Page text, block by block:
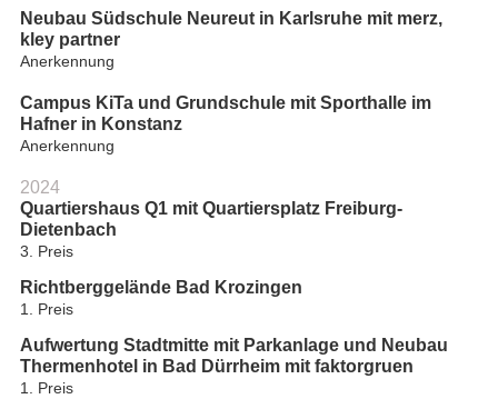
Neubau Südschule Neureut in Karlsruhe mit merz,
kley partner
Anerkennung
Campus KiTa und Grundschule mit Sporthalle im
Hafner in Konstanz
Anerkennung
2024
Quartiershaus Q1 mit Quartiersplatz Freiburg-
Dietenbach
3. Preis
Richtberggelände Bad Krozingen
1. Preis
Aufwertung Stadtmitte mit Parkanlage und Neubau
Thermenhotel in Bad Dürrheim mit faktorgruen
1. Preis